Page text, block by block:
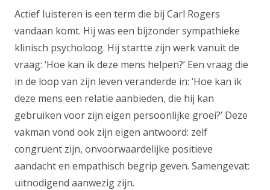
Actief luisteren is een term die bij Carl Rogers
vandaan komt. Hij was een bijzonder sympathieke
klinisch psycholoog. Hij startte zijn werk vanuit de
vraag: ‘Hoe kan ik deze mens helpen?’ Een vraag die
in de loop van zijn leven veranderde in: ‘Hoe kan ik
deze mens een relatie aanbieden, die hij kan
gebruiken voor zijn eigen persoonlijke groei?’ Deze
vakman vond ook zijn eigen antwoord: zelf
congruent zijn, onvoorwaardelijke positieve
aandacht en empathisch begrip geven. Samengevat:
uitnodigend aanwezig zijn.